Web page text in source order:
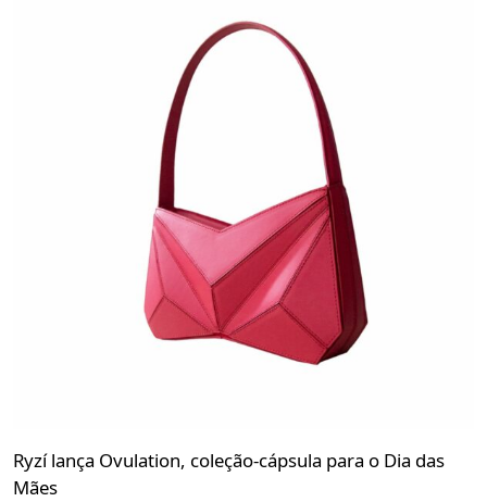
Ryzí lança Ovulation, coleção-cápsula para o Dia das
Mães